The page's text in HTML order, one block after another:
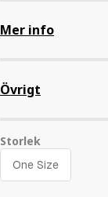
Mer info
Övrigt
Storlek